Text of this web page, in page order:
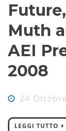
Muth
AEI
2008
24
LEGGI TUTTO